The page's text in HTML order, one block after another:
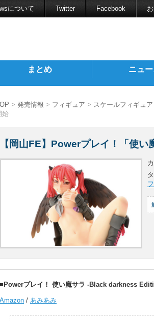
について Twitter Facebook
まとめ ニュ
> 発売情報 > フィギュア > スケールフィギュア
始
【岡山FE】Powerプレイ！「使
■Powerプレイ！ 使い魔サラ -Black darkness
Amazon / あみあみ